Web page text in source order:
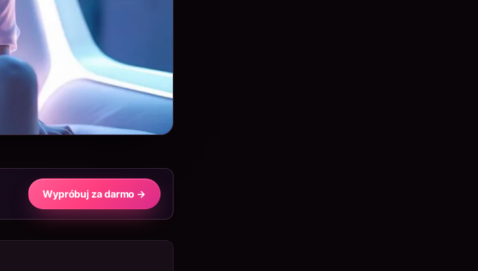
Wypróbuj za darmo →